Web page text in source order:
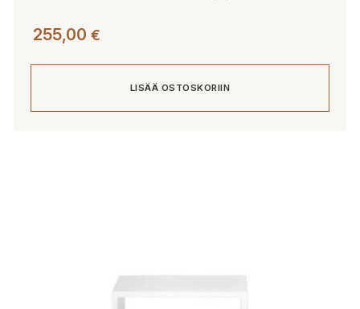
255,00 €
LISÄÄ OSTOSKORIIN